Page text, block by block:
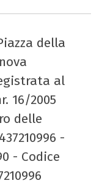
della
al
16/2005
delle
-
- Codice